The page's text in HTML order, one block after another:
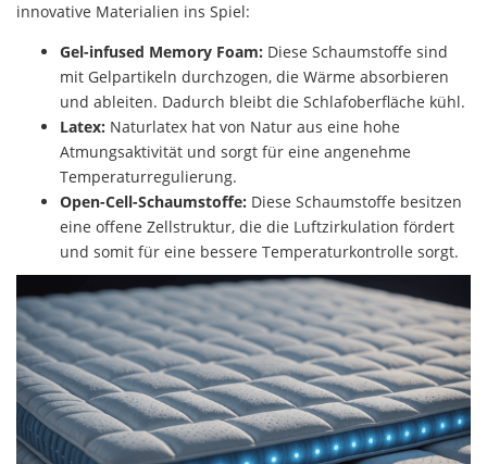
innovative Materialien ins Spiel:
Gel-infused Memory Foam: Diese Schaumstoffe sind
mit Gelpartikeln durchzogen, die Wärme absorbieren
und ableiten. Dadurch bleibt die Schlafoberfläche kühl.
Latex: Naturlatex hat von Natur aus eine hohe
Atmungsaktivität und sorgt für eine angenehme
Temperaturregulierung.
Open-Cell-Schaumstoffe: Diese Schaumstoffe besitzen
eine offene Zellstruktur, die die Luftzirkulation fördert
und somit für eine bessere Temperaturkontrolle sorgt.